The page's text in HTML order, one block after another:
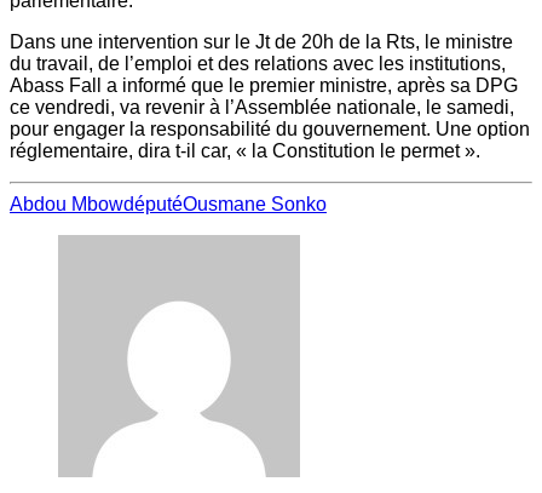
Dans une intervention sur le Jt de 20h de la Rts, le ministre
du travail, de l’emploi et des relations avec les institutions,
Abass Fall a informé que le premier ministre, après sa DPG
ce vendredi, va revenir à l’Assemblée nationale, le samedi,
pour engager la responsabilité du gouvernement. Une option
réglementaire, dira t-il car, « la Constitution le permet ».
Abdou MbowdéputéOusmane Sonko